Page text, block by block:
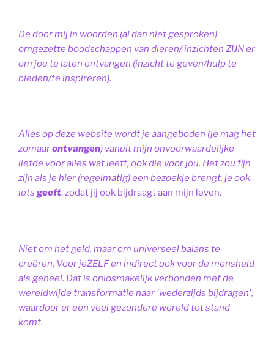
De door mij in woorden (al dan niet gesproken)
omgezette boodschappen van dieren/ inzichten ZIJN er
om jou te laten ontvangen (inzicht te geven/hulp te
bieden/te inspireren).
Alles op deze website wordt je aangeboden (je mag het
zomaarontvangen) vanuit mijn onvoorwaardelijke
liefde voor alles wat leeft, ook die voor jou. Het zou fijn
zijn als je hier (regelmatig) een bezoekje brengt, je ook
iets geeft, zodat jij ook bijdraagt aan mijn leven.
Niet om het geld, maar om universeel balans te
creëren. Voor jeZELF en indirect ook voor de mensheid
als geheel. Dat is onlosmakelijk verbonden met de
wereldwijde transformatie naar 'wederzijds bijdragen',
waardoor er een veel gezondere wereld tot stand
komt.